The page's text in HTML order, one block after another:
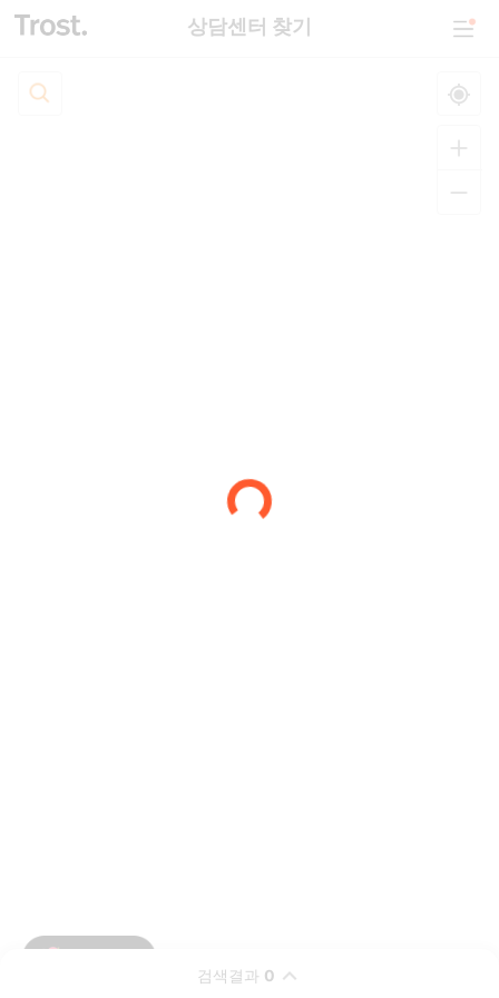
상담센터 찾기
검색결과 0